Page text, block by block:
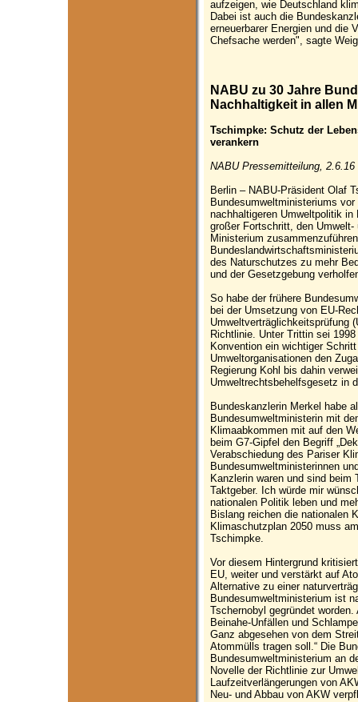
aufzeigen, wie Deutschland
Dabei ist auch die
erneuerbarer Energien und die
Chefsache werden", sagte
NABU zu 30 Jahre
Nachhaltigkeit in allen
Tschimpke: Schutz der
verankern
NABU Pressemitteilung, 2.6.16
Berlin – NABU-Präsident Olaf
Bundesumweltministeriums
nachhaltigeren Umweltpolitik in
großer Fortschritt, den
Ministerium
des Naturschutzes zu mehr
und der Gesetzgebung
So habe der frühere
bei der Umsetzung von EU-
Umweltverträglichkeitsprüfung
Richtlinie. Unter Trittin sei
Konvention ein wichtiger
Umweltorganisationen den
Regierung Kohl bis dahin
Umweltrechtsbehelfsgesetz in
Bundeskanzlerin Merkel habe
Bundesumweltministerin mit
Klimaabkommen mit auf den
beim G7-Gipfel den Begriff
Verabschiedung des Pariser
Bundesumweltministerinnen
Kanzlerin waren und sind
Taktgeber. Ich würde mir
nationalen Politik leben und
Bislang reichen die nationalen
Klimaschutzplan 2050 muss
Tschimpke.
Vor diesem Hintergrund
EU, weiter und verstärkt auf
Alternative zu einer
Bundesumweltministerium ist
Tschernobyl gegründet
Beinahe-Unfällen und
Ganz abgesehen von dem
Atommülls tragen soll.“ Die
Bundesumweltministerium an
Novelle der Richtlinie zur
Laufzeitverlängerungen von
Neu- und Abbau von AKW